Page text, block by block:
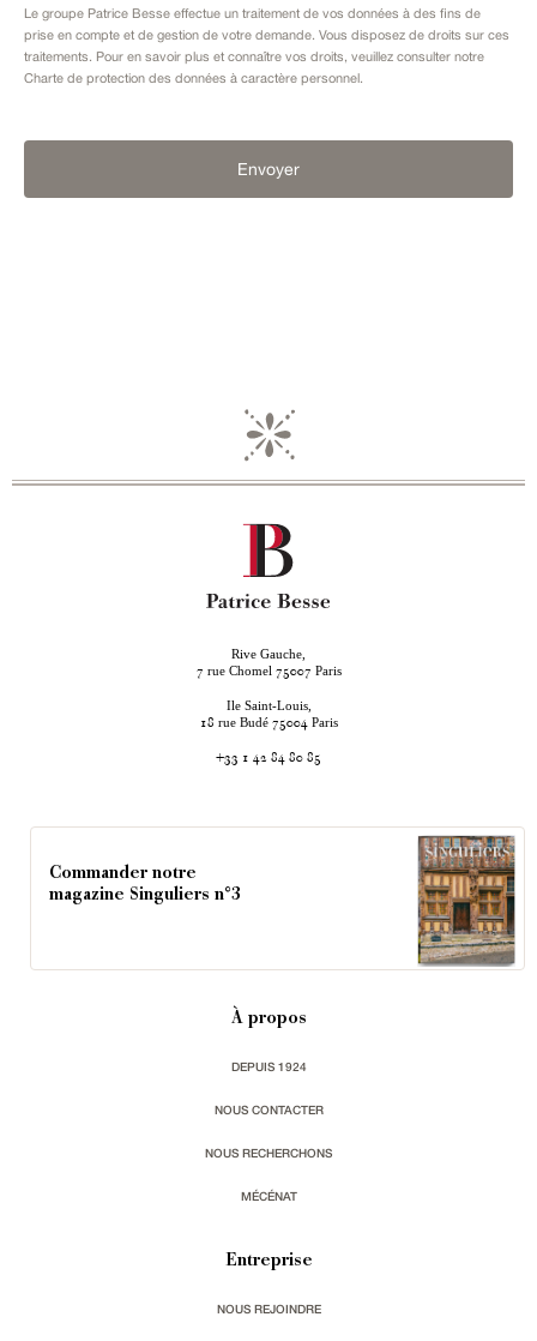
Le groupe Patrice Besse effectue un traitement de vos données à des fins de
prise en compte et de gestion de votre demande. Vous disposez de droits sur ces
traitements. Pour en savoir plus et connaître vos droits, veuillez consulter notre
Charte de protection des données à caractère personnel .
Envoyer
Rive Gauche,
7 rue Chomel 75007 Paris
Ile Saint-Louis,
18 rue Budé 75004 Paris
+33 1 42 84 80 85
Commander notre
magazine Singuliers n°3
À propos
DEPUIS 1924
NOUS CONTACTER
NOUS RECHERCHONS
MÉCÉNAT
Entreprise
NOUS REJOINDRE